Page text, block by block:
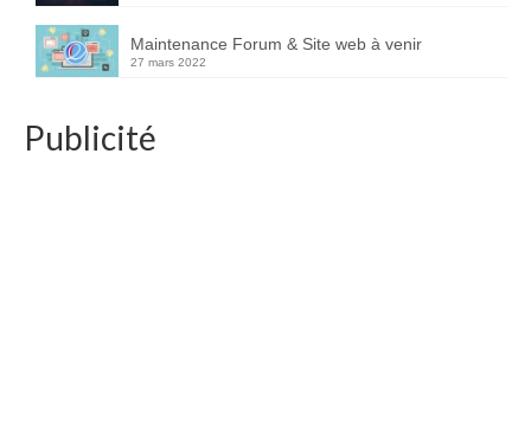
Maintenance Forum & Site web à venir
27 mars 2022
Publicité